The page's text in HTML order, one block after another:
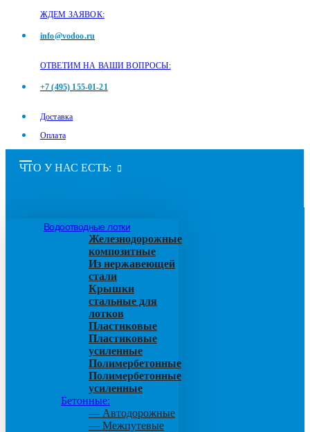
ЖДЕМ ЗАЯВОК:
info@vodoo.ru
ОТВЕТИМ НА ВАШИ ВОПРОСЫ:
+7 (495) 155-01-21
Доставка
Оплата
ЧТО У НАС ЕСТЬ:
Водоотводные лотки
Железнодорожные
композитные
Из нержавеющей
стали
Крышки
стальные для
лотков
Пластиковые
Пластиковые
усиленные
Полимербетонные
Полимербетонные
усиленные
Бетонные:
— Автодорожные
— Межпутевые